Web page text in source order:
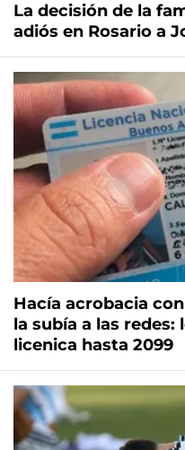
La decisión de la
adiós en Rosario a
Hacía acrobacia
la subía a las redes:
licenica hasta 2099